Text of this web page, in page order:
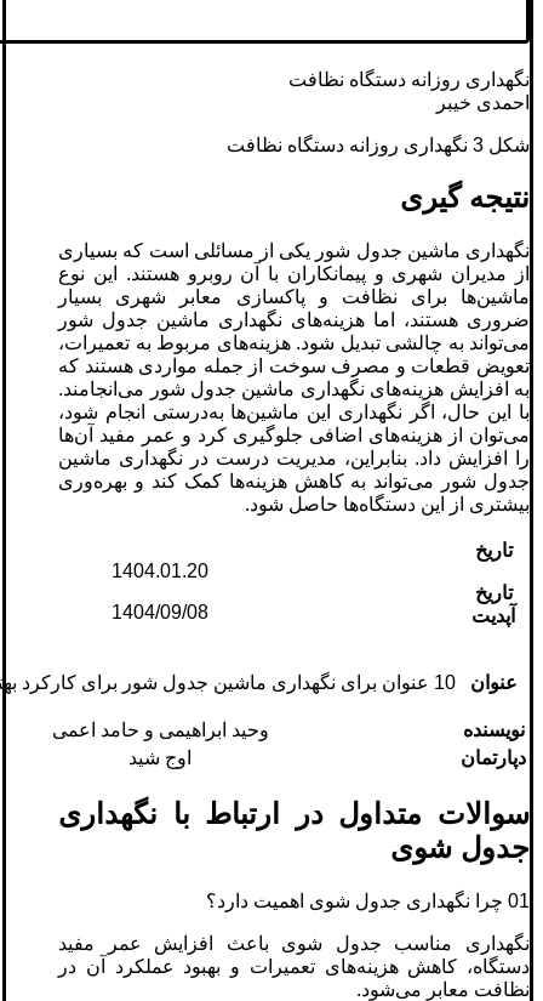
نگهداری روزانه دستگاه نظافت
احمدی خیبر
شکل 3 نگهداری روزانه دستگاه نظافت
نتیجه گیری
نگهداری ماشین جدول شور یکی از مسائلی است که بسیاری
از مدیران شهری و پیمانکاران با آن روبرو هستند. این نوع
ماشین‌ها برای نظافت و پاکسازی معابر شهری بسیار
ضروری هستند، اما هزینه‌های نگهداری ماشین جدول شور
می‌تواند به چالشی تبدیل شود. هزینه‌های مربوط به تعمیرات،
تعویض قطعات و مصرف سوخت از جمله مواردی هستند که
به افزایش هزینه‌های نگهداری ماشین جدول شور می‌انجامند.
با این حال، اگر نگهداری این ماشین‌ها به‌درستی انجام شود،
می‌توان از هزینه‌های اضافی جلوگیری کرد و عمر مفید آن‌ها
را افزایش داد. بنابراین، مدیریت درست در نگهداری ماشین
جدول شور می‌تواند به کاهش هزینه‌ها کمک کند و بهره‌وری
بیشتری از این دستگاه‌ها حاصل شود.
تاریخ
تاریخ
آپدیت
1404.01.20
1404/09/08
عنوان 10 عنوان برای نگهداری ماشین جدول شور برای کارکرد بهتر و افزایش عمر!
نویسنده
وحید ابراهیمی و حامد اعمی
دپارتمان
اوج شید
سوالات متداول در ارتباط با نگهداری
جدول شوی
01 چرا نگهداری جدول شوی اهمیت دارد؟
نگهداری مناسب جدول شوی باعث افزایش عمر مفید
دستگاه، کاهش هزینه‌های تعمیرات و بهبود عملکرد آن در
نظافت معابر می‌شود.